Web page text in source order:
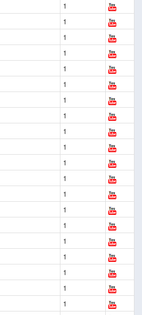
1
1
1
1
1
1
1
1
1
1
1
1
1
1
1
1
1
1
1
1